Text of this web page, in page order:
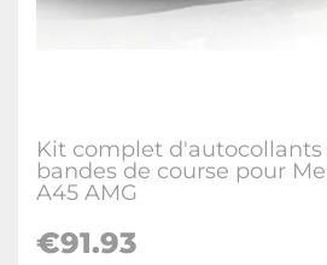
Kit complet d'autocollants
bandes de course pour
A45 AMG
€91.93